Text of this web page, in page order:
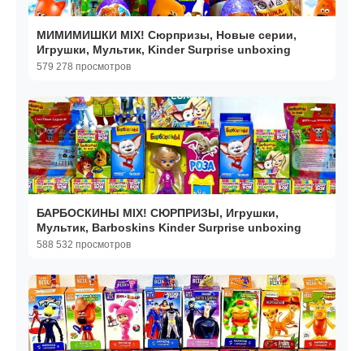
МИМИМИШКИ MIX! Сюрпризы, Новые серии,
Игрушки, Мультик, Kinder Surprise unboxing
579 278 просмотров
БАРБОСКИНЫ MIX! СЮРПРИЗЫ, Игрушки,
Мультик, Barboskins Kinder Surprise unboxing
588 532 просмотров